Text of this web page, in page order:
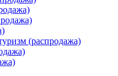
(распродажа)